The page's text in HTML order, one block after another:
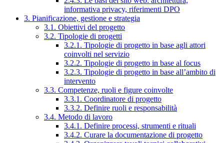
informativa privacy, riferimenti DPO
3. Pianificazione, gestione e strategia
3.1. Obiettivi del progetto
3.2. Tipologie di progetti
3.2.1. Tipologie di progetto in base agli attori
coinvolti nel servizio
3.2.2. Tipologie di progetto in base al focus
3.2.3. Tipologie di progetto in base all’ambito di
intervento
3.3. Competenze, ruoli e figure coinvolte
3.3.1. Coordinatore di progetto
3.3.2. Definire ruoli e responsabilità
3.4. Metodo di lavoro
3.4.1. Definire processi, strumenti e rituali
3.4.2. Curare la documentazione di progetto